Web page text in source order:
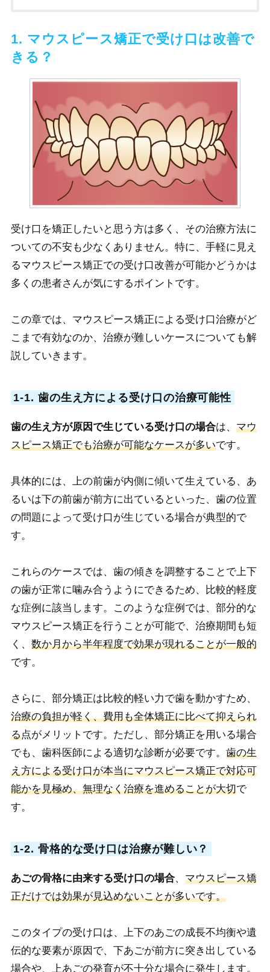
1. マウスピース矯正で受け口は改善で
きる？
受け口を矯正したいと思う方は多く、その治療方法に
ついての不安も少なくありません。特に、手軽に見え
るマウスピース矯正での受け口改善が可能かどうかは
多くの患者さんが気にするポイントです。
この章では、マウスピース矯正による受け口治療がど
こまで有効なのか、治療が難しいケースについても解
説していきます。
1-1. 歯の生え方による受け口の治療可能性
歯の生え方が原因で生じている受け口の場合は、 マウ
スピース矯正でも治療が可能なケースが多いです。
具体的には、上の前歯が内側に傾いて生えている、あ
るいは下の前歯が前方に出ているといった、歯の位置
の問題によって受け口が生じている場合が典型的で
す。
これらのケースでは、歯の傾きを調整することで上下
の歯が正常に噛み合うようにできるため、比較的軽度
な症例に該当します。このような症例では、部分的な
マウスピース矯正を行うことが可能で、治療期間も短
く、 数か月から半年程度で効果が現れることが一般的
です。
さらに、部分矯正は比較的軽い力で歯を動かすため、
治療の負担が軽く、費用も全体矯正に比べて抑えられ
る点がメリットです。ただし、部分矯正を用いる場合
でも、歯科医師による適切な診断が必要です。 歯の生
え方による受け口が本当にマウスピース矯正で対応可
能かを見極め、無理なく治療を進めることが大切で
す。
1-2. 骨格的な受け口は治療が難しい？
あごの骨格に由来する受け口の場合、 マウスピース矯
正だけでは効果が見込めないことが多いです。
このタイプの受け口は、上下のあごの成長不均衡や遺
伝的な要素が原因で、下あごが前方に突き出している
場合や、上あごの発育が不十分な場合に発生します。